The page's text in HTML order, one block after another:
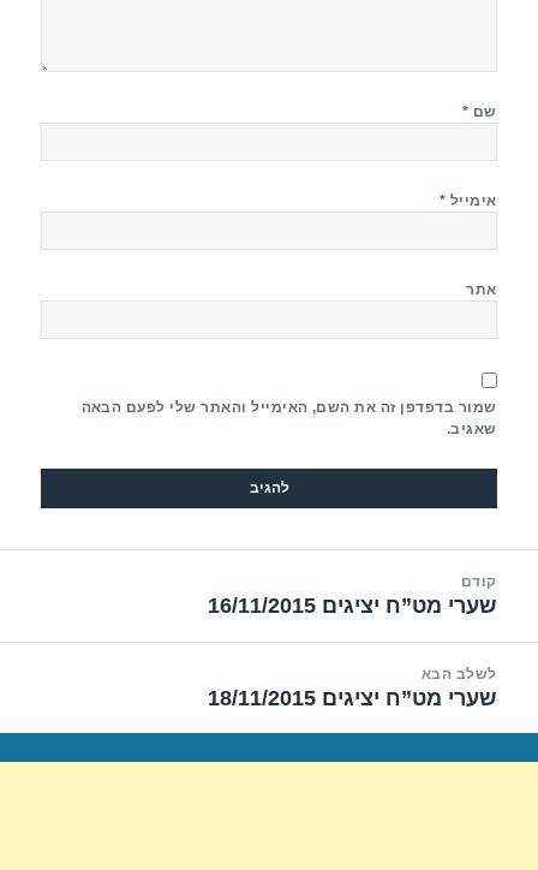
שם *
אימייל *
אתר
שמור בדפדפן זה את השם, האימייל והאתר שלי לפעם הבאה
שאגיב.
קודם
הפוסט
שערי מט”ח יציגים 16/11/2015
לשלב הבא
הפוסט
שערי מט”ח יציגים 18/11/2015